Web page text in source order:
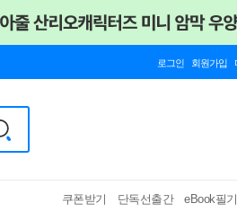
로그인 회원가입
쿠폰받기 단독선출간 eBook필